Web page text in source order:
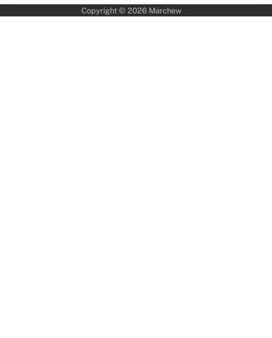
Copyright © 2026 Marchew